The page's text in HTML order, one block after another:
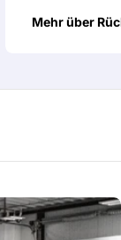
Mehr über